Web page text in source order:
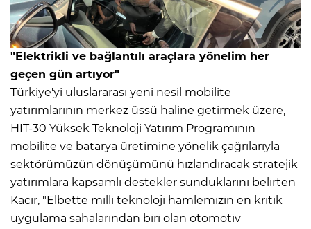
"Elektrikli ve bağlantılı araçlara yönelim her
geçen gün artıyor"
Türkiye'yi uluslararası yeni nesil mobilite
yatırımlarının merkez üssü haline getirmek üzere,
HIT-30 Yüksek Teknoloji Yatırım Programının
mobilite ve batarya üretimine yönelik çağrılarıyla
sektörümüzün dönüşümünü hızlandıracak stratejik
yatırımlara kapsamlı destekler sunduklarını belirten
Kacır, "Elbette milli teknoloji hamlemizin en kritik
uygulama sahalarından biri olan otomotiv